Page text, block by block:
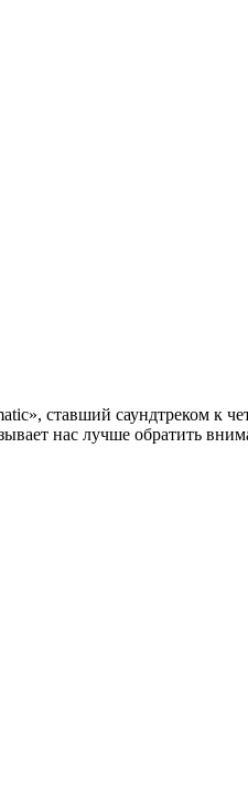
ставший саундтреком к
нас лучше обратить